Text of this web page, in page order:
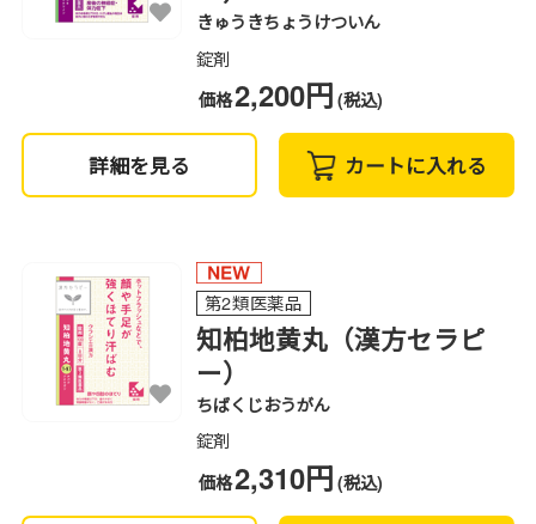
きゅうきちょうけついん
錠剤
価格2,200円 (税込)
詳細を見る カートに入れる
第2類医薬品
知柏地黄丸（漢方セラピ
ー）
ちばくじおうがん
錠剤
価格2,310円 (税込)